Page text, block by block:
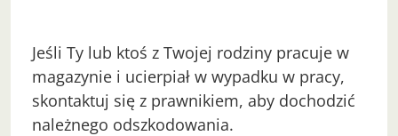
Jeśli Ty lub ktoś z Twojej rodziny pracuje w
magazynie i ucierpiał w wypadku w pracy,
skontaktuj się z prawnikiem, aby dochodzić
należnego odszkodowania.